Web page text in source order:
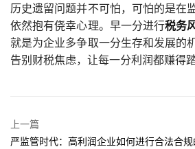
历史遗留问题并不可怕，可怕的是在
依然抱有侥幸心理。早一分进行税务
就是为企业多争取一分生存和发展的
告别财税焦虑，让每一分利润都赚得
上一篇
严监管时代：高利润企业如何进行合法合规